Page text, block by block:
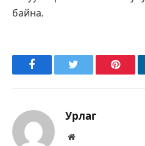
байна.
FacebookTwitter
Урлаг
Вэбсайт